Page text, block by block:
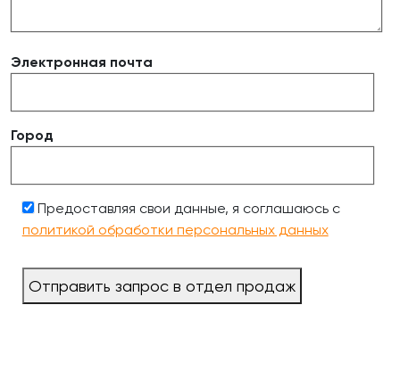
Электронная почта
Город
Предоставляя свои данные, я соглашаюсь с
политикой обработки персональных данных
Отправить запрос в отдел продаж